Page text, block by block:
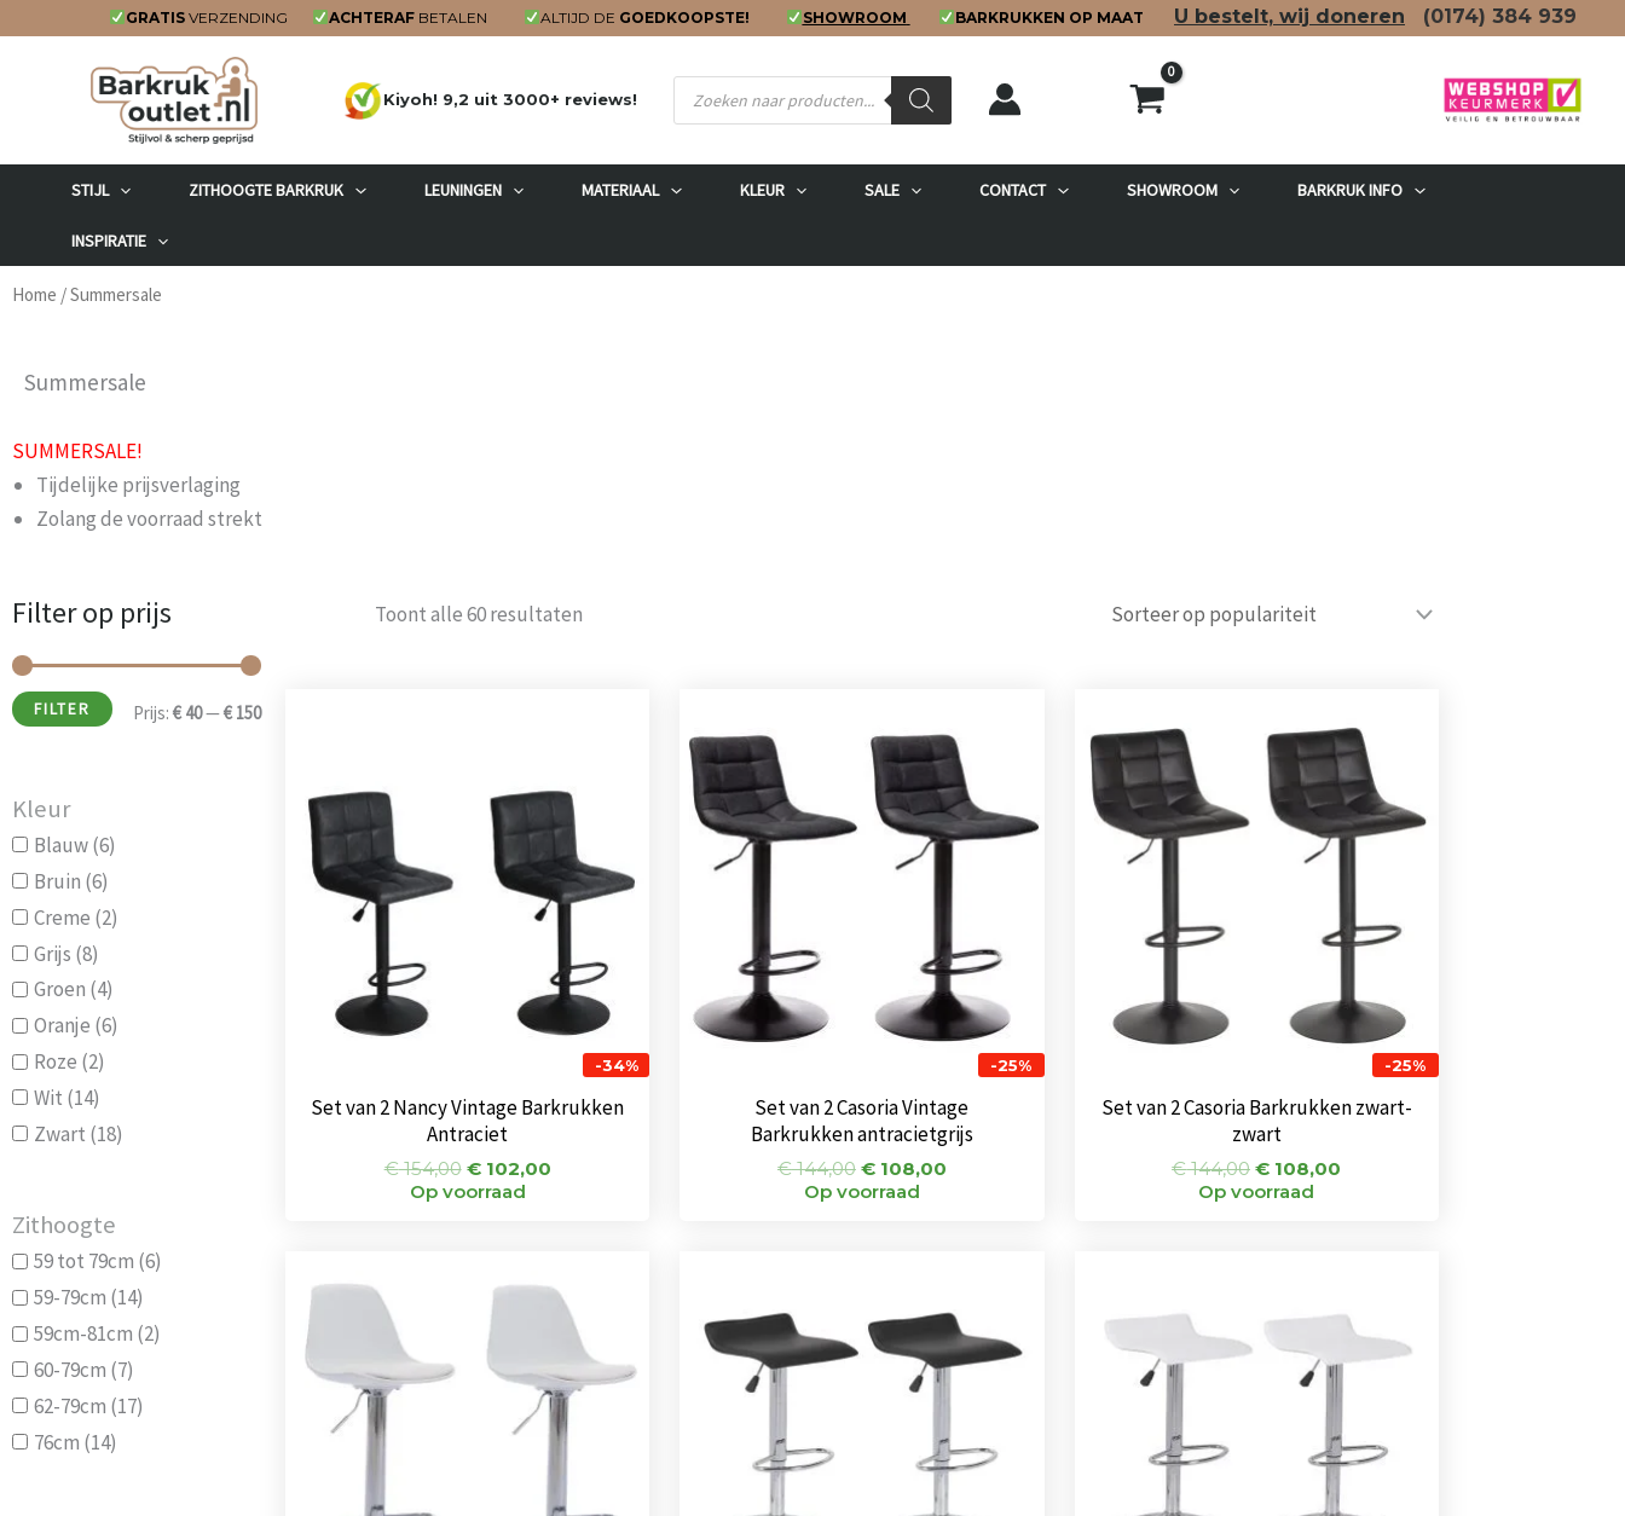
GRATIS VERZENDING ACHTERAF BETALEN ALTIJD DE GOEDKOOPSTE! SHOWROOM BARKRUKKEN OP MAAT U bestelt, wij doneren (0174) 384 939
Kiyoh! 9,2 uit 3000+ reviews!
Producten
zoeken
STIJL ZITHOOGTE BARKRUK LEUNINGEN MATERIAAL KLEUR SALE CONTACT SHOWROOM BARKRUK INFO
INSPIRATIE
Home / Summersale
Summersale
SUMMERSALE!
Tijdelijke prijsverlaging
Zolang de voorraad strekt
Filter op prijs
FILTER Prijs: € 40—€ 150
Kleur
Blauw(6)
Bruin (6)
Creme (2)
Grijs (8)
Groen (4)
Oranje (6)
Roze (2)
Wit (14)
Zwart (18)
Zithoogte
59 tot 79cm (6)
59-79cm (14)
59cm-81cm (2)
60-79cm (7)
62-79cm (17)
76cm (14)
Toont alle 60 resultatenop
-34%
Set van 2 Nancy Vintage Barkrukken
Antraciet
€154,00 €102,00
Op voorraad
-25%
Set van 2 Casoria Vintage
Barkrukken antracietgrijs
€144,00
was:
€ 144,00.
€108,00
is:
€ 108,00.
Op voorraad
-25%
Set van 2 Casoria Barkrukken zwart-
zwart
€144,00
was:
€ 144,00.
€ 108,00
prijs
is:
€ 108,00.
Op voorraad
prijs
was:
€ 124,00.
prijs
is:
€ 85,00.
€ 104,00.
is:
€ 83,00.
€ 83,00.